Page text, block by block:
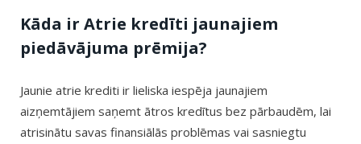
Kāda ir Atrie kredīti jaunajiem
piedāvājuma prēmija?
Jaunie atrie krediti ir lieliska iespēja jaunajiem
aizņemtājiem saņemt ātros kredītus bez pārbaudēm, lai
atrisinātu savas finansiālās problēmas vai sasniegtu